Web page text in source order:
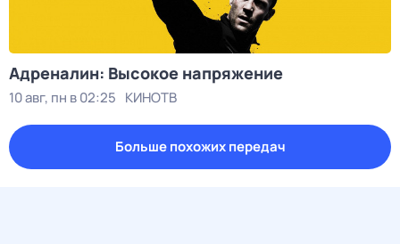
Адреналин: Высокое напряжение
10 авг, пн в 02:25 КИНОТВ
Больше похожих передач